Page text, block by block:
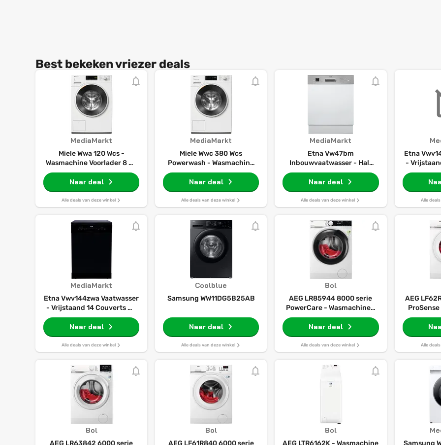
Best bekeken vriezer deals
MediaMarkt
Miele Wwa 120 Wcs -
Wasmachine Voorlader 8 Kg
1400 Rpm 72 Db
Naar deal
Alle deals van deze winkel
MediaMarkt
Miele Wwc 380 Wcs
Powerwash - Wasmachine
Voorlader 8 Kg 1600 Rpm 73
Db
Naar deal
Alle deals van deze winkel
MediaMarkt
Etna Vw47bm
Inbouwvaatwasser - Half
Geïntegreerd 12 Couverts 47
Db(a) Nisbreedte 60 Cm
Naar deal
Alle deals van deze winkel
Etna
-
Alle
MediaMarkt
Etna Vwv144zwa Vaatwasser
- Vrijstaand 14 Couverts 44
Db(a)
Naar deal
Alle deals van deze winkel
Coolblue
Samsung WW11DG5B25AB
Naar deal
Alle deals van deze winkel
Bol
AEG LR85944 8000 serie
PowerCare - Wasmachine -
Energielabel A - 1400 toeren
- 9 kg
Naar deal
Alle deals van deze winkel
AEG
- 7
Alle
Bol
AEG LR63842 6000 serie
Bol
AEG LF61R840 6000 serie
Bol
AEG LTR6162K - Wasmachine
Samsung